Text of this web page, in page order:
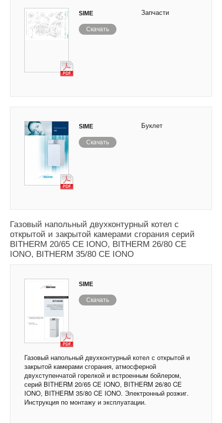
SIME
Скачать
Запчасти
SIME
Скачать
Буклет
Газовый напольный двухконтурный котел с
открытой и закрытой камерами сгорания серий
BITHERM 20/65 CE IONO, BITHERM 26/80 CE
IONO, BITHERM 35/80 CE IONO
SIME
Скачать
Газовый напольный двухконтурный котел с открытой и
закрытой камерами сгорания, атмосферной
двухступенчатой горелкой и встроенным бойлером,
серий BITHERM 20/65 CE IONO, BITHERM 26/80 CE
IONO, BITHERM 35/80 CE IONO. Электронный розжиг.
Инструкция по монтажу и эксплуатации.